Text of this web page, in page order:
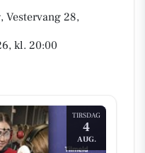
Vestervang 28,
kl. 20:00
TIRSDAG
4
AUG.